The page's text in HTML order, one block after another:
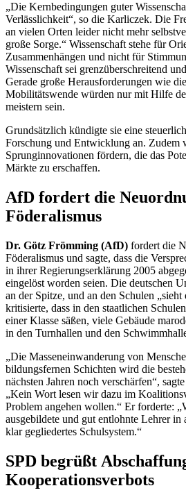
„Die Kernbedingungen guter
Verlässlichkeit“, so die Karliczek. Die
an vielen Orten leider nicht mehr
große Sorge.“ Wissenschaft stehe für
Zusammenhängen und nicht für
Wissenschaft sei grenzüberschreitend
Gerade große Herausforderungen wie
Mobilitätswende würden nur mit Hilfe
meistern sein.
Grundsätzlich kündigte sie eine
Forschung und Entwicklung an. Zudem
Sprunginnovationen fördern, die das
Märkte zu erschaffen.
AfD fordert die
Föderalismus
Dr. Götz Frömming (AfD) fordert die
Föderalismus und sagte, dass die
in ihrer Regierungserklärung 2005
eingelöst worden seien. Die deutschen
an der Spitze, und an den Schulen „sieht
kritisierte, dass in den staatlichen
einer Klasse säßen, viele Gebäude
in den Turnhallen und den
„Die Masseneinwanderung von
bildungsfernen Schichten wird die
nächsten Jahren noch verschärfen“,
„Kein Wort lesen wir dazu im
Problem angehen wollen.“ Er forderte:
ausgebildete und gut entlohnte Lehrer in
klar gegliedertes Schulsystem.“
SPD begrüßt
Kooperationsverbots